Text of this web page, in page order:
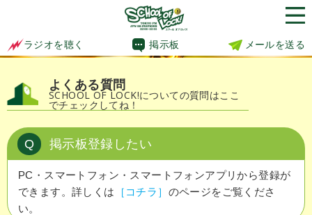
ラジオを聴く 掲示板 メールを送る
よくある質問
SCHOOL OF LOCK!についての質問はここ
でチェックしてね！
Q 掲示板登録したい
PC・スマートフォン・スマートフォンアプリから登録が
できます。詳しくは ［コチラ］ のページをご覧くださ
い。